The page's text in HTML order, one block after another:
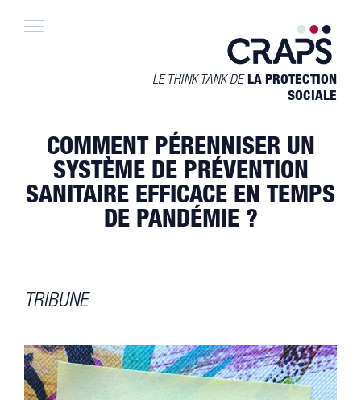
LE THINK TANK DE LA PROTECTION
SOCIALE
COMMENT PÉRENNISER UN
SYSTÈME DE PRÉVENTION
SANITAIRE EFFICACE EN TEMPS
DE PANDÉMIE ?
TRIBUNE